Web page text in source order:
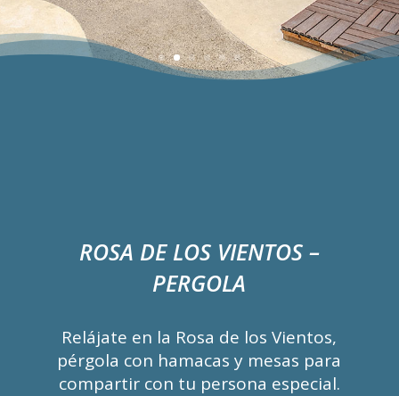
ROSA DE LOS VIENTOS –
PERGOLA
Relájate en la Rosa de los Vientos,
pérgola con hamacas y mesas para
compartir con tu persona especial.